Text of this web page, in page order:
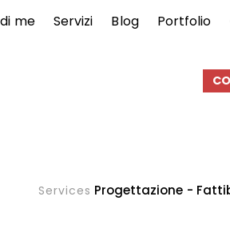
me Servizi Blog Portfolio
Services Progettazione -